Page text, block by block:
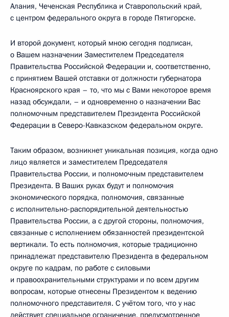
Алания, Чеченская Республика и Ставропольский край,
с центром федерального округа в городе Пятигорске.
И второй документ, который мною сегодня подписан,
о Вашем назначении Заместителем Председателя
Правительства Российской Федерации и, соответственно,
с принятием Вашей отставки от должности губернатора
Красноярского края – то, что мы с Вами некоторое время
назад обсуждали, – и одновременно о назначении Вас
полномочным представителем Президента Российской
Федерации в Северо-Кавказском федеральном округе.
Таким образом, возникнет уникальная позиция, когда одно
лицо является и заместителем Председателя
Правительства России, и полномочным представителем
Президента. В Ваших руках будут и полномочия
экономического порядка, полномочия, связанные
с исполнительно-распорядительной деятельностью
Правительства России, а с другой стороны, полномочия,
связанные с исполнением обязанностей президентской
вертикали. То есть полномочия, которые традиционно
принадлежат представителю Президента в федеральном
округе по кадрам, по работе с силовыми
и правоохранительными структурами и по всем другим
вопросам, которые отнесены Президентом к ведению
полномочного представителя. С учётом того, что у нас
действует специальное ограничение, предусмотренное